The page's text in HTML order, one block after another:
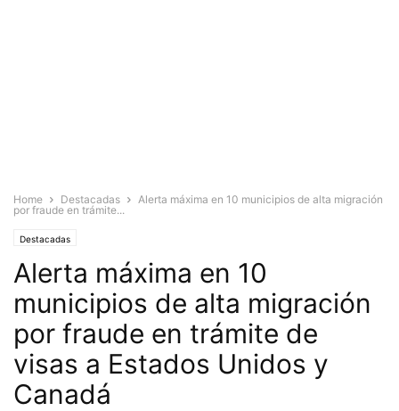
Home Destacadas
Alerta máxima en 10 municipios de alta migración
por fraude en trámite...
Destacadas
Alerta máxima en 10
municipios de alta migración
por fraude en trámite de
visas a Estados Unidos y
Canadá